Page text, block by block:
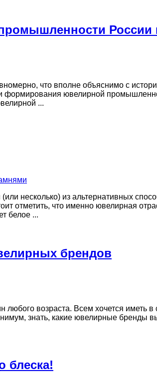
России
что вполне объяснимо с
формирования ювелирной
...
несколько) из альтернативных
отметить, что именно ювелирная
белое ...
брендов
возраста. Всем хочется иметь
знать, какие ювелирные
блеска!